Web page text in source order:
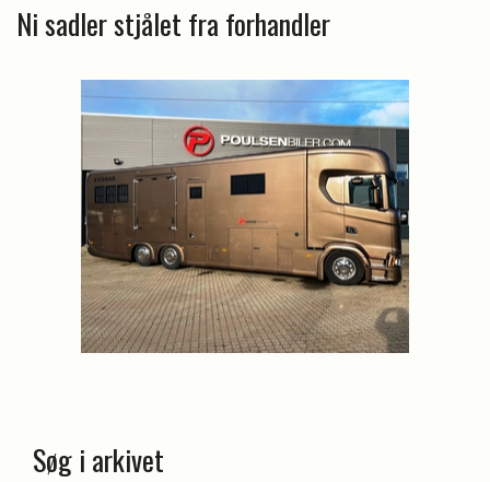
Ni sadler stjålet fra forhandler
Søg i arkivet